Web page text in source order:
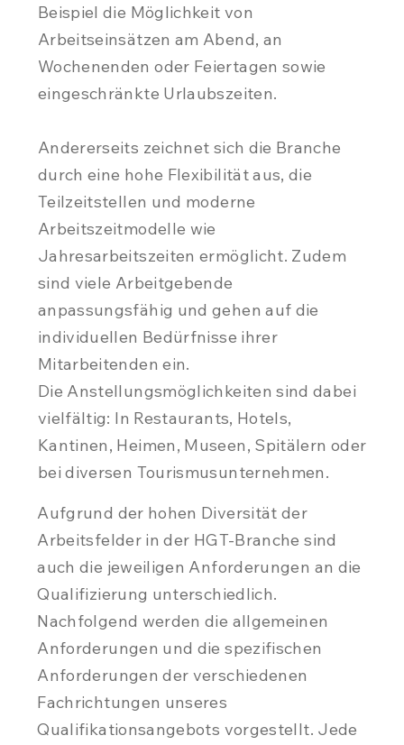
Beispiel die Möglichkeit von
Arbeitseinsätzen am Abend, an
Wochenenden oder Feiertagen sowie
eingeschränkte Urlaubszeiten.
Andererseits zeichnet sich die Branche
durch eine hohe Flexibilität aus, die
Teilzeitstellen und moderne
Arbeitszeitmodelle wie
Jahresarbeitszeiten ermöglicht. Zudem
sind viele Arbeitgebende
anpassungsfähig und gehen auf die
individuellen Bedürfnisse ihrer
Mitarbeitenden ein.
Die Anstellungsmöglichkeiten sind dabei
vielfältig: In Restaurants, Hotels,
Kantinen, Heimen, Museen, Spitälern oder
bei diversen Tourismusunternehmen.
Aufgrund der hohen Diversität der
Arbeitsfelder in der HGT-Branche sind
auch die jeweiligen Anforderungen an die
Qualifizierung unterschiedlich.
Nachfolgend werden die allgemeinen
Anforderungen und die spezifischen
Anforderungen der verschiedenen
Fachrichtungen unseres
Qualifikationsangebots vorgestellt. Jede